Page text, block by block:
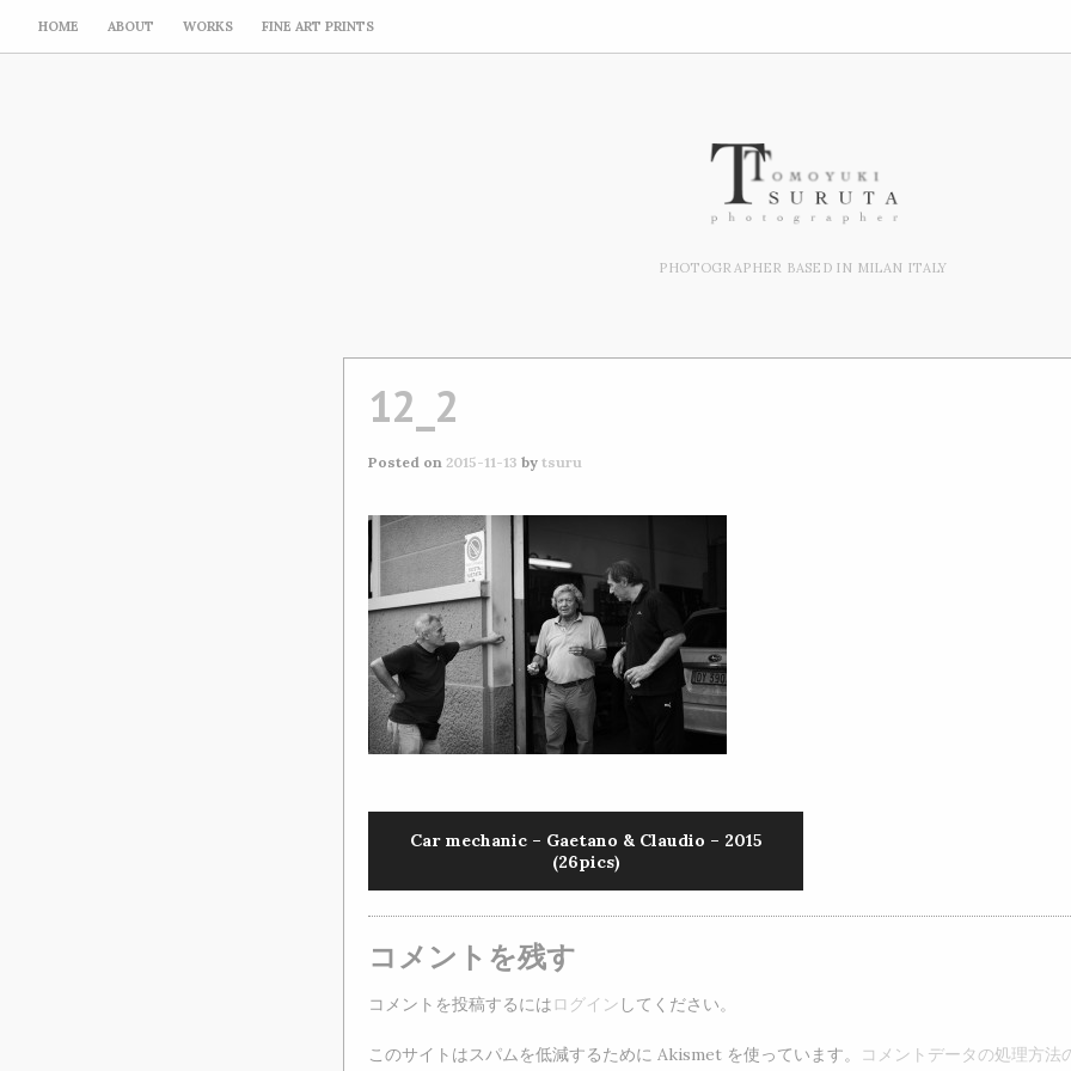
HOME ABOUT WORKS FINE ART PRINTS
PHOTOGRAPHER BASED IN MILAN ITALY
12_2
Posted on 2015-11-13 by tsuru
Car mechanic – Gaetano & Claudio – 2015
(26pics)
コメントを残す
コメントを投稿するには ログイン してください。
このサイトはスパムを低減するために Akismet を使っています。
コメントデータの処理方法